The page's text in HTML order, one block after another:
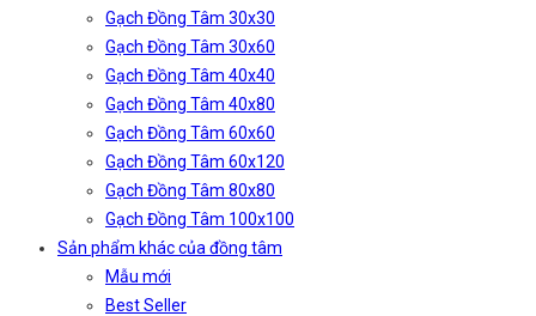
Gạch Đồng Tâm 30x30
Gạch Đồng Tâm 30x60
Gạch Đồng Tâm 40x40
Gạch Đồng Tâm 40x80
Gạch Đồng Tâm 60x60
Gạch Đồng Tâm 60x120
Gạch Đồng Tâm 80x80
Gạch Đồng Tâm 100x100
Sản phẩm khác của đồng tâm
Mẫu mới
Best Seller